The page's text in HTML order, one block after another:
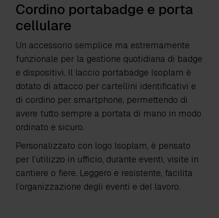
Cordino portabadge e porta
cellulare
Un accessorio semplice ma estremamente
funzionale per la gestione quotidiana di badge
e dispositivi. Il laccio portabadge Isoplam è
dotato di attacco per cartellini identificativi e
di cordino per smartphone, permettendo di
avere tutto sempre a portata di mano in modo
ordinato e sicuro.
Personalizzato con logo Isoplam, è pensato
per l’utilizzo in ufficio, durante eventi, visite in
cantiere o fiere. Leggero e resistente, facilita
l’organizzazione degli eventi e del lavoro.